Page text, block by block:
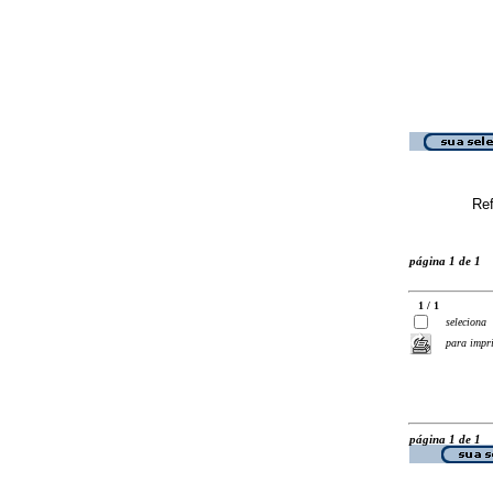
página 1 de 1
1 / 1
seleciona
para
página 1 de 1